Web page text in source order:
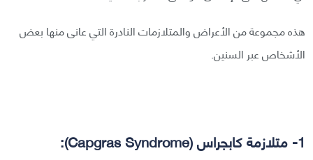
هذه مجموعة من الأعراض والمتلازمات النادرة التي عانى منها بعض
الأشخاص عبر السنين.
1- متلازمة كابجراس (Capgras Syndrome):